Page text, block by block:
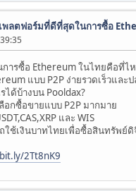
พลตฟอร์มที่ดีที่สุดในการซื้อ
รซื้อ Ethereum ในไทยคือที่ไห
แบบ P2P ง่ายรวดเร็วและ
ได้บ้างบน Pooldax?
อกซื้อขายแบบ P2P มากมาย
และ WIS
ใช้เงินบาทไทยเพื่อซื้อสินทรัพย์
2Tt8nK9